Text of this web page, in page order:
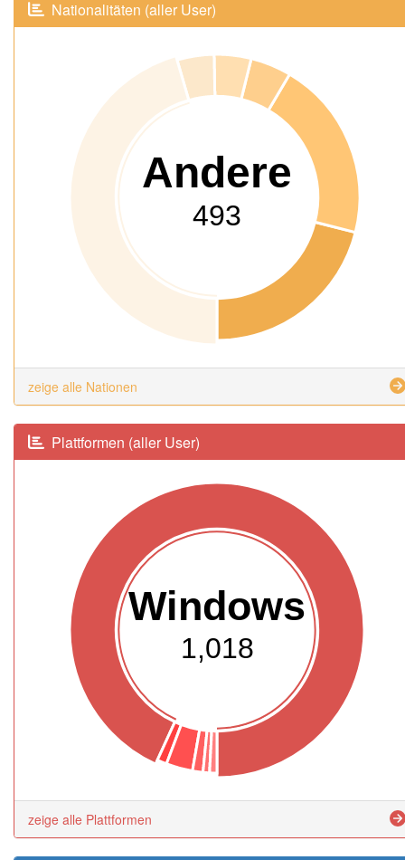
Nationalitäten (aller User)
Andere
493
zeige alle Nationen
Plattformen (aller User)
Windows
1,018
zeige alle Plattformen